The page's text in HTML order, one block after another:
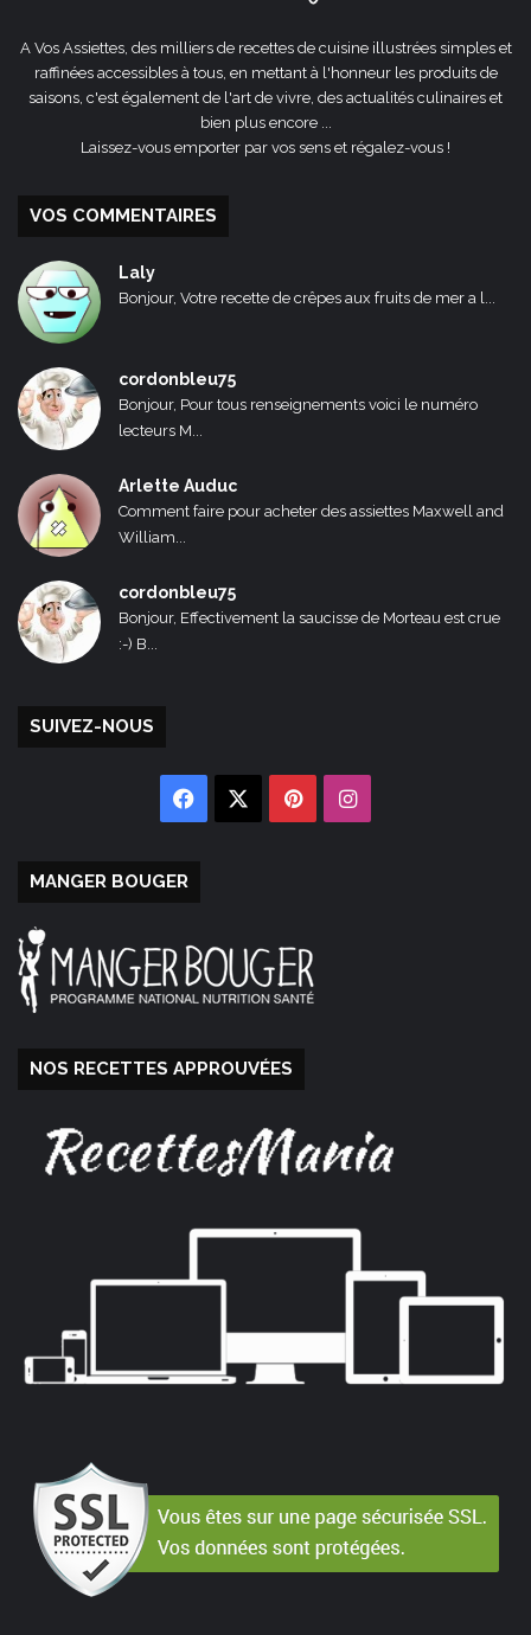
A Vos Assiettes, des milliers de recettes de cuisine illustrées simples et
raffinées accessibles à tous, en mettant à l'honneur les produits de
saisons, c'est également de l'art de vivre, des actualités culinaires et
bien plus encore ...
Laissez-vous emporter par vos sens et régalez-vous !
VOS COMMENTAIRES
Laly
Bonjour, Votre recette de crêpes aux fruits de mer a l...
cordonbleu75
Bonjour, Pour tous renseignements voici le numéro
lecteurs M...
Arlette Auduc
Comment faire pour acheter des assiettes Maxwell and
William...
cordonbleu75
Bonjour, Effectivement la saucisse de Morteau est crue
:-) B...
SUIVEZ-NOUS
Facebook PinterestInstagram
MANGER BOUGER
NOS RECETTES APPROUVÉES